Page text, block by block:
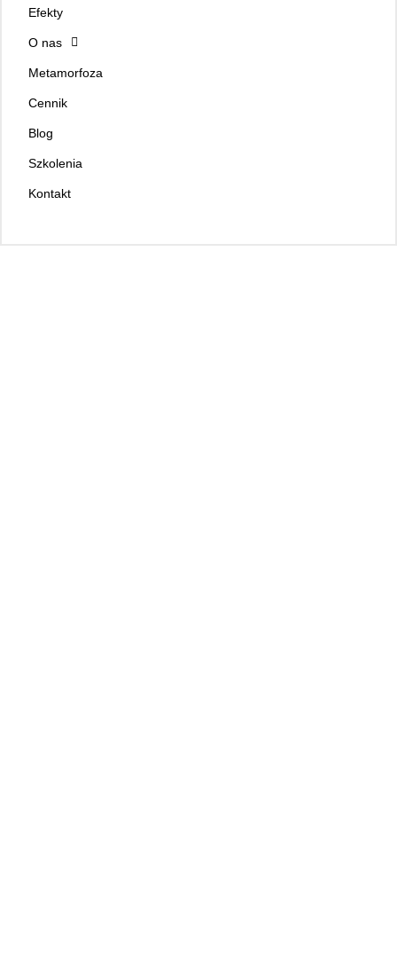
Efekty
O nas
Metamorfoza
Cennik
Blog
Szkolenia
Kontakt